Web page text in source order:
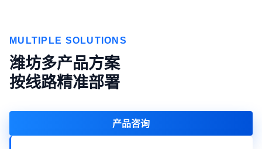
MULTIPLE SOLUTIONS
潍坊多产品方案
按线路精准部署
产品咨询